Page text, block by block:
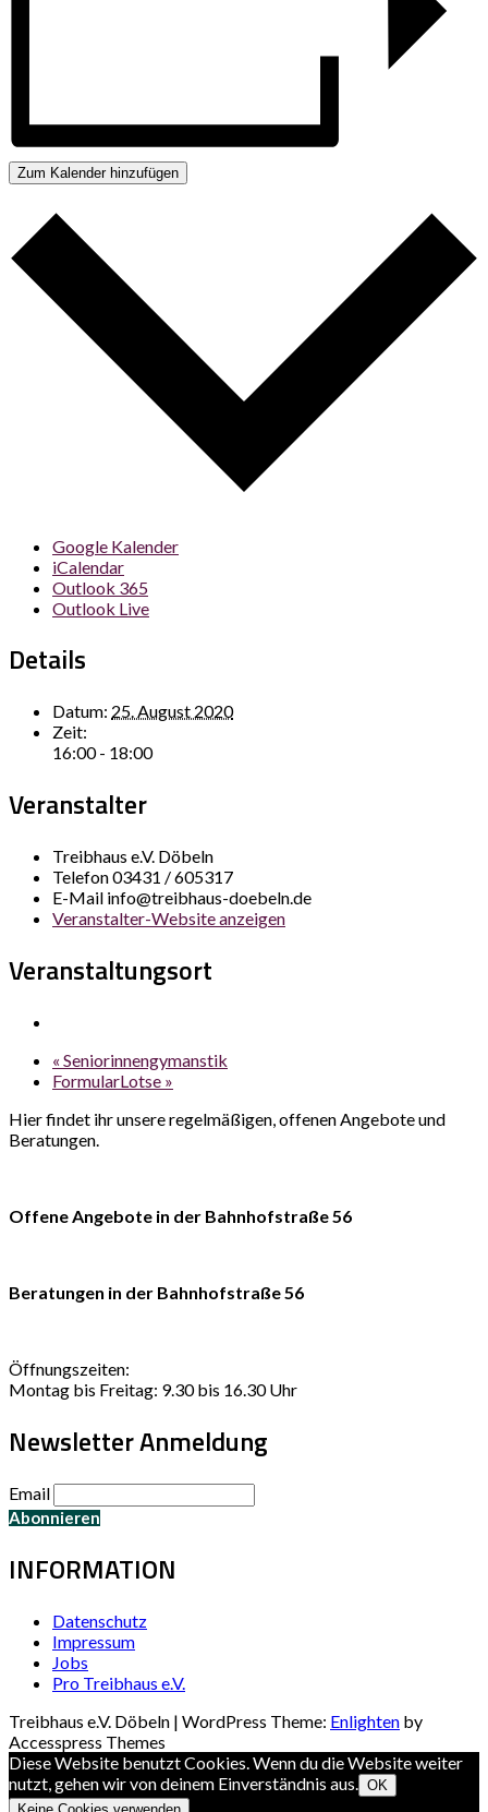
Zum Kalender hinzufügen
Google Kalender
iCalendar
Outlook 365
Outlook Live
Details
Datum: 25. August 2020
Zeit:
16:00 - 18:00
Veranstalter
Treibhaus e.V. Döbeln
Telefon03431 / 605317
E-Mail info@treibhaus-doebeln.de
Veranstalter-Website anzeigen
Veranstaltungsort
« Seniorinnengymanstik
FormularLotse »
Hier findet ihr unsere regelmäßigen, offenen Angebote und
Beratungen.
Offene Angebote in der Bahnhofstraße 56
Beratungen in der Bahnhofstraße 56
Öffnungszeiten:
Montag bis Freitag: 9.30 bis 16.30 Uhr
Newsletter Anmeldung
Email
INFORMATION
Datenschutz
Impressum
Jobs
Pro Treibhaus e.V.
Treibhaus e.V. Döbeln | WordPress Theme: Enlighten by
Accesspress Themes
Diese Website benutzt Cookies. Wenn du die Website weiter
nutzt, gehen wir von deinem Einverständnis aus.
OK